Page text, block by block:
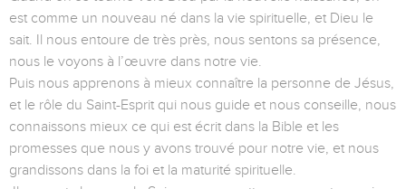
est comme un nouveau né dans la vie spirituelle, et Dieu le
sait. Il nous entoure de très près, nous sentons sa présence,
nous le voyons à l’œuvre dans notre vie.
Puis nous apprenons à mieux connaître la personne de Jésus,
et le rôle du Saint-Esprit qui nous guide et nous conseille, nous
connaissons mieux ce qui est écrit dans la Bible et les
promesses que nous y avons trouvé pour notre vie, et nous
grandissons dans la foi et la maturité spirituelle.